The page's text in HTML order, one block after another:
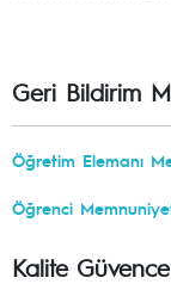
Geri Bildirim
Öğretim Elemanı
Öğrenci
Kalite